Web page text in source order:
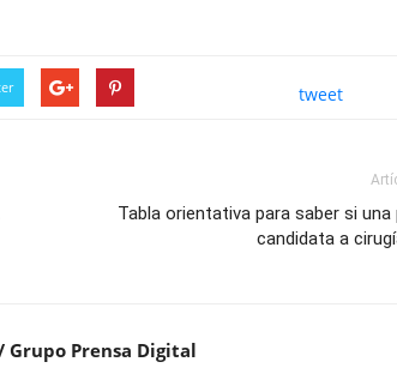
tweet
Tabla orientativa para saber si una
candidata a
Grupo Prensa Digital